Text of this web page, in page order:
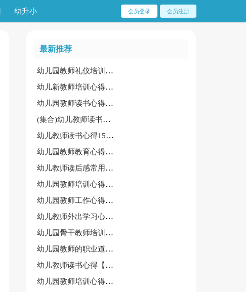
幼升小 会员登录 会员注册
最新推荐
幼儿园教师礼仪培训心得体会[实用11篇]
幼儿新教师培训心得体会（热门）
幼儿园教师读书心得【通用】
(集合)幼儿教师读书心得15篇
幼儿教师读书心得15篇【集合】
幼儿园教师教育心得15篇[精华]
幼儿教师读后感常用【15篇】
幼儿园教师培训心得体会最新通用（6篇）
幼儿园教师工作心得体会[通用7篇]
幼儿教师外出学习心得体会实用7篇
幼儿园骨干教师培训心得体会(共15篇)
幼儿园教师的职业道德心得体会大全(15篇)
幼儿教师读书心得【经典15篇】
幼儿园教师培训心得体会15篇【推荐】